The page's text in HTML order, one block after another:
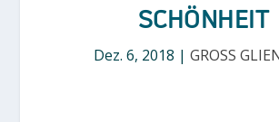
SCHÖNHEIT
Dez. 6, 2018 | GROSS